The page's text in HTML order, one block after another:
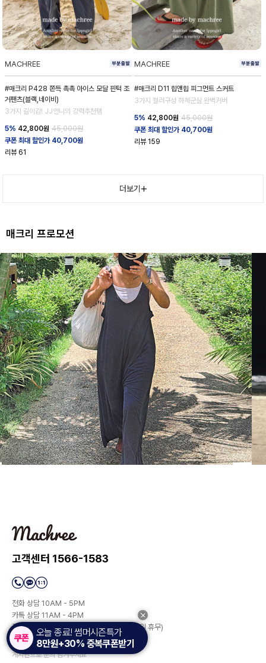
오늘 종료! 썸머시즌특가
8만원+30% 중복쿠폰받기
MACHREE
#매크리 P428 쫀득 촉촉 아이스 모달 핀턱 조
거팬츠(블랙,네이비)
3가지 길이감! JJ언니의 강력추천템
5% 42,800원 45,000원
쿠폰 최대 할인가 40,700원
리뷰 61
MACHREE
#매크리 D11 힙앤힙 피그먼트 스커트
3가지 컬러구성 하체군살 완벽커버
5% 42,800원 45,000원
쿠폰 최대 할인가 40,700원
리뷰 159
더보기
매크리 프로모션
고객센터 1566-1583
전화 상담 10AM - 5PM
카톡 상담 11AM - 4PM
점심 시간 12:30AM - 1:30PM(토/일/공휴일 휴무)
상담이 많아 전화 연결이 안될 시에는
게시판으로 문의 남겨주세요